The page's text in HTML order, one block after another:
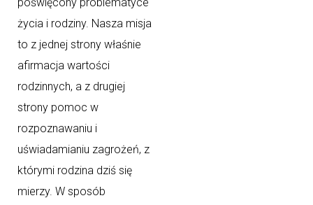
poświęcony problematyce
życia i rodziny. Nasza misja
to z jednej strony właśnie
afirmacja wartości
rodzinnych, a z drugiej
strony pomoc w
rozpoznawaniu i
uświadamianiu zagrożeń, z
którymi rodzina dziś się
mierzy. W sposób